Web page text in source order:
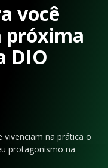
você
próxima
DIO
vivenciam na prática o
protagonismo na